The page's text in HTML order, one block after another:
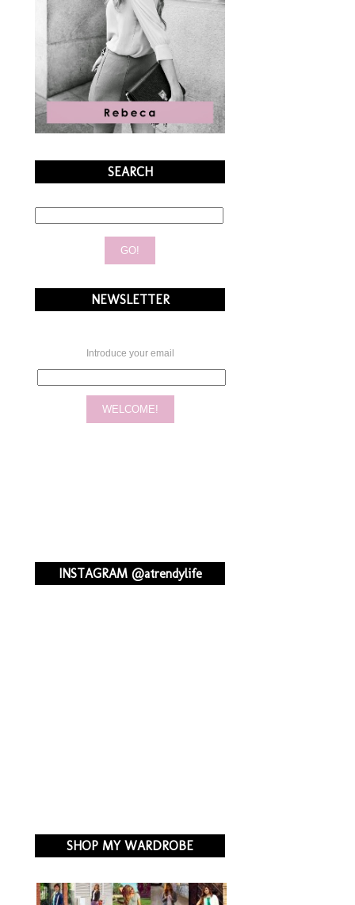
SEARCH
NEWSLETTER
Introduce your email
INSTAGRAM @atrendylife
SHOP MY WARDROBE